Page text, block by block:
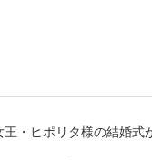
・ヒポリタ様の結婚式